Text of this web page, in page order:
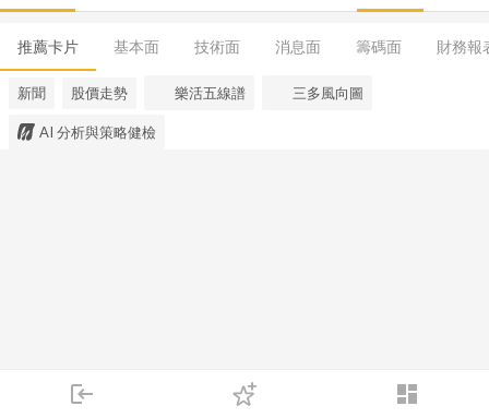
login dashboard
下單
推薦卡片 基本面 技術面 消息面 籌碼面 財務報
新聞 股價走勢 樂活五線譜 三多風向圖
AI 分析與策略健檢